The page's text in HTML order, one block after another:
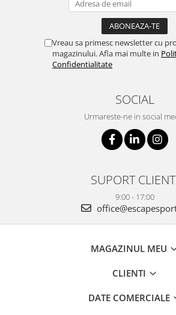
Vreau sa primesc newsletter cu
magazinului. Afla mai multe in
Confidentialitate
SOCIAL
Urmareste-ne in social
SUPORT
9:00 - 17:00
MAGAZINUL MEU
CLIENTI
DATE COMERCIALE